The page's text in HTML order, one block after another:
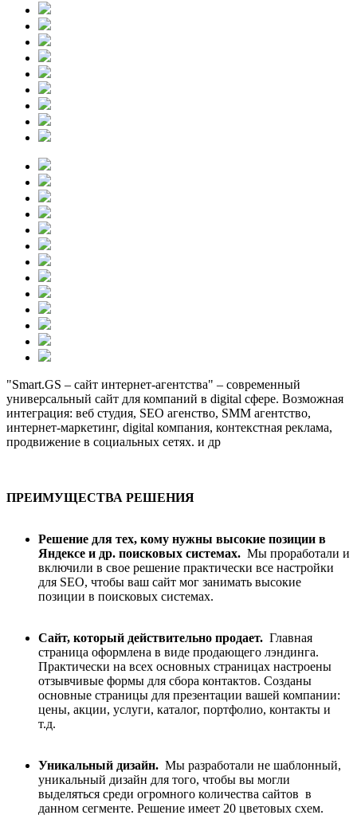
"Smart.GS – сайт интернет-агентства" – современный
универсальный сайт для компаний в digital сфере. Возможная
интеграция: веб студия, SEO агенство, SMM агентство,
интернет-маркетинг, digital компания, контекстная реклама,
продвижение в социальных сетях. и др
ПРЕИМУЩЕСТВА РЕШЕНИЯ
Решение для тех, кому нужны высокие позиции в
Яндексе и др. поисковых системах. Мы проработали и
включили в свое решение практически все настройки
для SEO, чтобы ваш сайт мог занимать высокие
позиции в поисковых системах.
Сайт, который действительно продает. Главная
страница оформлена в виде продающего лэндинга.
Практически на всех основных страницах настроены
отзывчивые формы для сбора контактов. Созданы
основные страницы для презентации вашей компании:
цены, акции, услуги, каталог, портфолио, контакты и
т.д.
Уникальный дизайн. Мы разработали не шаблонный,
уникальный дизайн для того, чтобы вы могли
выделяться среди огромного количества сайтов в
данном сегменте. Решение имеет 20 цветовых схем.